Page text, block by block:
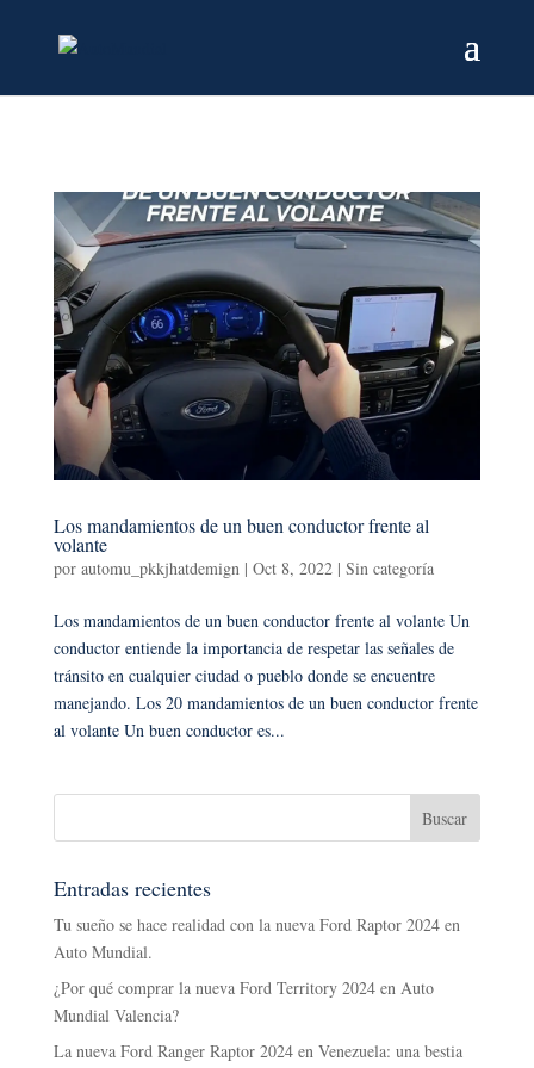
Los mandamientos de un buen conductor frente al
volante
por automu_pkkjhatdemign| Oct 8, 2022| Sin categoría
Los mandamientos de un buen conductor frente al volante Un
conductor entiende la importancia de respetar las señales de
tránsito en cualquier ciudad o pueblo donde se encuentre
manejando. Los 20 mandamientos de un buen conductor frente
al volante Un buen conductor es...
Entradas recientes
Tu sueño se hace realidad con la nueva Ford Raptor 2024 en
Auto Mundial.
¿Por qué comprar la nueva Ford Territory 2024 en Auto
Mundial Valencia?
La nueva Ford Ranger Raptor 2024 en Venezuela: una bestia